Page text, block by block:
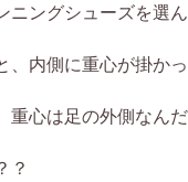
ニングシューズを選
、内側に重心が掛かっ
重心は足の外側なん
？